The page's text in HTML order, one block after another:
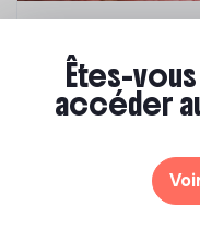
Top 8 des
énergétique des
Êtes-
accéder